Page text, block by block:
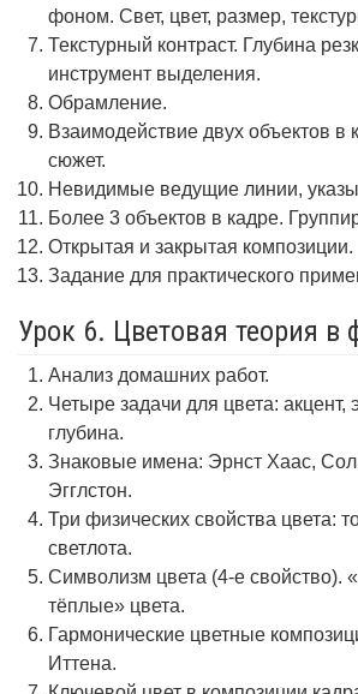
фоном. Свет, цвет, размер,
Текстурный контраст. Глубина
инструмент выделения.
Обрамление.
Взаимодействие двух объектов в
сюжет.
Невидимые ведущие линии,
Более 3 объектов в кадре.
Открытая и закрытая композиции.
Задание для практического
Урок 6. Цветовая теория в
Анализ домашних работ.
Четыре задачи для цвета: акцент,
глубина.
Знаковые имена: Эрнст Хаас,
Эгглстон.
Три физических свойства цвета:
светлота.
Символизм цвета (4-е свойство).
тёплые» цвета.
Гармонические цветные
Иттена.